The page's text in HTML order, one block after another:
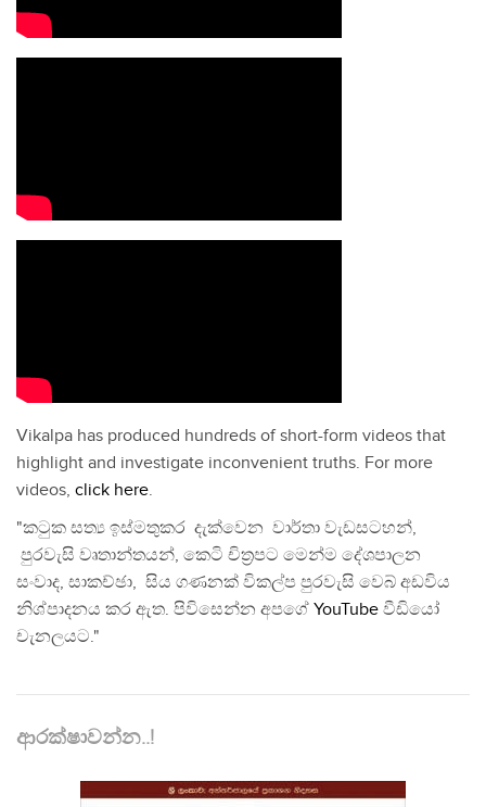
Vikalpa has produced hundreds of short-form videos that
highlight and investigate inconvenient truths. For more
videos, click here.
"කටුක සත්‍ය ඉස්මතුකර දැක්වෙන වාර්තා වැඩසටහන්,
පුරවැසි වෘතාන්තයන්, කෙටි චිත්‍රපට මෙන්ම දේශපාලන
සංවාද, සාකච්ඡා, සිය ගණනක් විකල්ප පුරවැසි වෙබ් අඩවිය
නිශ්පාදනය කර ඇත. පිවිසෙන්න අපගේ YouTube වීඩියෝ
චැනලයට."
ආරක්ෂාවන්න..!